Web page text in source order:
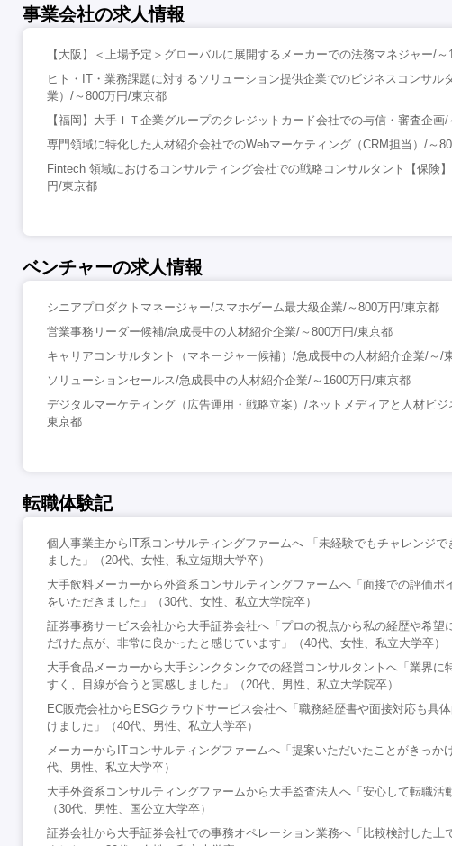
事業会社の求人情報
【大阪】＜上場予定＞グローバルに展開するメーカーでの法務マネジャー/
ヒト・IT・業務課題に対するソリューション提供企業でのビジネスコンサル
業）/～800万円/東京都
【福岡】大手ＩＴ企業グループのクレジットカード会社での与信・審査企画
専門領域に特化した人材紹介会社でのWebマーケティング（CRM担当）/～
Fintech 領域におけるコンサルティング会社での戦略コンサルタント【保険
円/東京都
ベンチャーの求人情報
シニアプロダクトマネージャー/スマホゲーム最大級企業/～800万円/東京都
営業事務リーダー候補/急成長中の人材紹介企業/～800万円/東京都
キャリアコンサルタント（マネージャー候補）/急成長中の人材紹介企業/～/
ソリューションセールス/急成長中の人材紹介企業/～1600万円/東京都
デジタルマーケティング（広告運用・戦略立案）/ネットメディアと人材ビ
東京都
転職体験記
個人事業主からIT系コンサルティングファームへ 「未経験でもチャレンジで
ました」（20代、女性、私立短期大学卒）
大手飲料メーカーから外資系コンサルティングファームへ「面接での評価ポ
をいただきました」（30代、女性、私立大学院卒）
証券事務サービス会社から大手証券会社へ「プロの視点から私の経歴や希望
だけた点が、非常に良かったと感じています」（40代、女性、私立大学卒）
大手食品メーカーから大手シンクタンクでの経営コンサルタントへ「業界に
すく、目線が合うと実感しました」（20代、男性、私立大学院卒）
EC販売会社からESGクラウドサービス会社へ「職務経歴書や面接対応も具
けました」（40代、男性、私立大学卒）
メーカーからITコンサルティングファームへ「提案いただいたことがきっか
代、男性、私立大学卒）
大手外資系コンサルティングファームから大手監査法人へ「安心して転職活
（30代、男性、国公立大学卒）
証券会社から大手証券会社での事務オペレーション業務へ「比較検討した上